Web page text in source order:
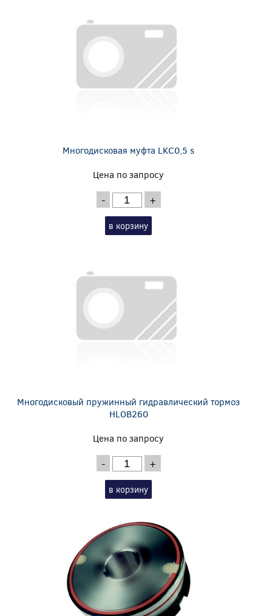
Многодисковая муфта LKC0,5 s
Цена по запросу
- +
в корзину
Многодисковый пружинный гидравлический тормоз
HLOB260
Цена по запросу
- +
в корзину